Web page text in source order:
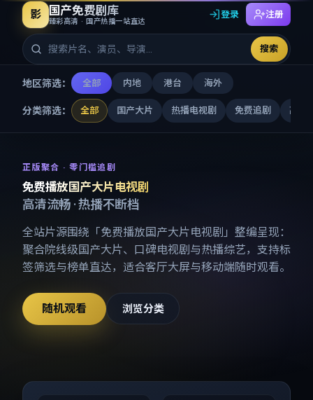
影 国产免费剧库
臻彩高清 · 国产热播一站直达
搜索
登录 注册
地区筛选： 全部 内地 港台 海外
分类筛选： 全部 国产大片 热播电视剧 免费追剧 高清
正版聚合 · 零门槛追剧
免费播放国产大片电视剧
高清流畅 · 热播不断档
全站片源围绕「免费播放国产大片电视剧 」整编呈现：
聚合院线级国产大片、口碑电视剧与热播综艺，支持标
签筛选与榜单直达，适合客厅大屏与移动端随时观看。
随机观看 浏览分类